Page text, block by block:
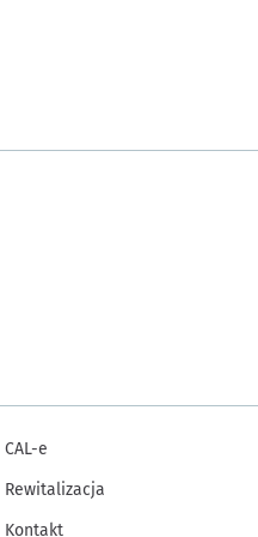
CAL-e
Rewitalizacja
Kontakt